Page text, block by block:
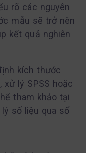
rõ các nguyên
mẫu sẽ trở nên
kết quả nghiên
kích thước
xử lý SPSS hoặc
tham khảo tại
số liệu qua số